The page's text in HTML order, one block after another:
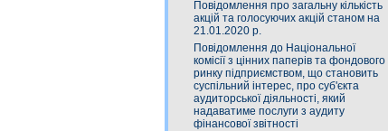
Повідомлення про загальну кількість
акцій та голосуючих акцій станом на
21.01.2020 р.
Повідомлення до Національної
комісії з цінних паперів та фондового
ринку підприємством, що становить
суспільний інтерес, про суб'єкта
аудиторської діяльності, який
надаватиме послуги з аудиту
фінансової звітності